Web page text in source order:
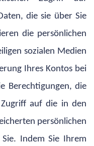
die sie über Sie
die persönlichen
sozialen Medien
Ihres Kontos bei
Berechtigungen, die
auf die in den
persönlichen
Indem Sie Ihrem